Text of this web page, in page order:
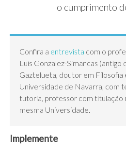
o cumprimento
Confira a entrevista com o
Luis Gonzalez-Simancas (antigo
Gaztelueta, doutor em Filosofia
Universidade de Navarra, com
tutoria, professor com titulação
mesma Universidade.
Implemente